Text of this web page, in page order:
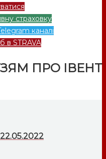
страховку
каналі
в STRAVA
ПРО ІВЕНТ